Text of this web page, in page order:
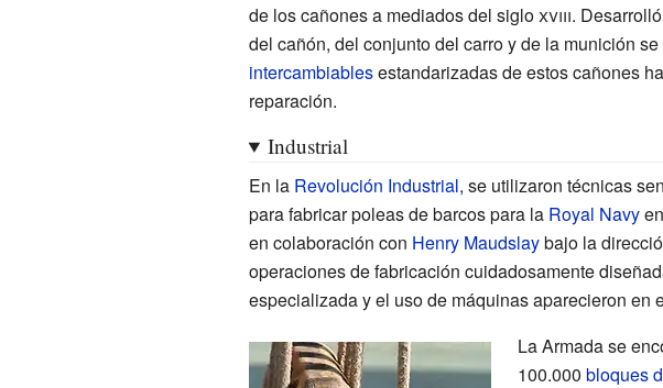
de los cañones a mediados del sigloxviii.
del cañón, del conjunto del carro y de la munición
intercambiablesestandarizadas de estos cañones
reparación.
Industrial
En la Revolución Industrial, se utilizaron técnicas
para fabricar poleas de barcos para la Royal Navy
en colaboración con Henry Maudslaybajo la
operaciones de fabricación cuidadosamente
especializada y el uso de máquinas aparecieron en
La Armada se
100.000 bloques